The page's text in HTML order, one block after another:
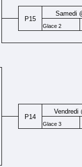
P15
Samedi
Glace 2
P14
Vendredi
Glace 3